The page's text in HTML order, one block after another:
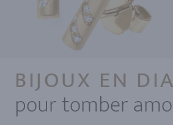
BIJOUX EN
pour tomber